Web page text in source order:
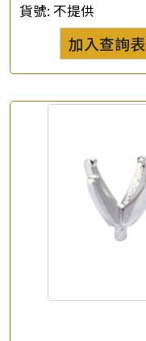
* e-mail
*聯絡電話
貨號: 不提供
加入查詢表